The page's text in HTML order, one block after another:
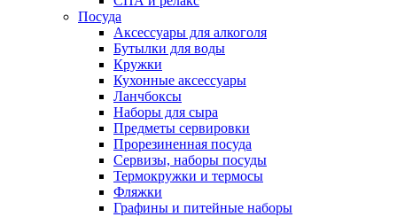
Посуда
Аксессуары для алкоголя
Бутылки для воды
Кружки
Кухонные аксессуары
Ланчбоксы
Наборы для сыра
Предметы сервировки
Прорезиненная посуда
Сервизы, наборы посуды
Термокружки и термосы
Фляжки
Графины и питейные наборы